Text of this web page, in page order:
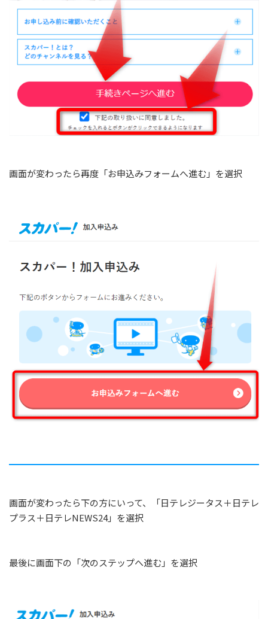
画面が変わったら再度「お申込みフォームへ進む」を選択
画面が変わったら下の方にいって、「日テレジータス＋日テレ
プラス＋日テレNEWS24」を選択
最後に画面下の「次のステップへ進む」を選択